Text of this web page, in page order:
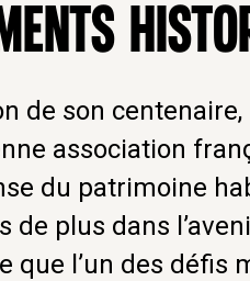
de son
association
du patrimoine
de plus dans
que l’un des défis